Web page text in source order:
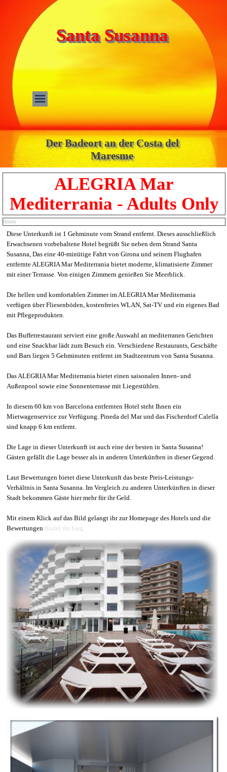
Santa Susanna
Der Badeort an der Costa del
Maresme
ALEGRIA Mar
Mediterrania - Adults Only
Hotels
Diese Unterkunft ist 1 Gehminute vom Strand entfernt. Dieses ausschließlich
Erwachsenen vorbehaltene Hotel begrüßt Sie neben dem Strand Santa
Susanna, Das eine 40-minütige Fahrt von Girona und seinem Flughafen
entfernte ALEGRIA Mar Mediterrania bietet moderne, klimatisierte Zimmer
mit einer Terrasse. Von einigen Zimmern genießen Sie Meerblick.
Die hellen und komfortablen Zimmer im ALEGRIA Mar Mediterrania
verfügen über Fliesenböden, kostenfreies WLAN, Sat-TV und ein eigenes Bad
mit Pflegeprodukten.
Das Buffetrestaurant serviert eine große Auswahl an mediterranen Gerichten
und eine Snackbar lädt zum Besuch ein. Verschiedene Restaurants, Geschäfte
und Bars liegen 5 Gehminuten entfernt im Stadtzentrum von Santa Susanna.
Das ALEGRIA Mar Mediterrania bietet einen saisonalen Innen- und
Außenpool sowie eine Sonnenterrasse mit Liegestühlen.
In diesem 60 km von Barcelona entfernten Hotel steht Ihnen ein
Mietwagenservice zur Verfügung. Pineda del Mar und das Fischerdorf Calella
sind knapp 6 km entfernt.
Die Lage in dieser Unterkunft ist auch eine der besten in Santa Susanna!
Gästen gefällt die Lage besser als in anderen Unterkünften in dieser Gegend.
Laut Bewertungen bietet diese Unterkunft das beste Preis-Leistungs-
Verhältnis in Santa Susanna. Im Vergleich zu anderen Unterkünften in dieser
Stadt bekommen Gäste hier mehr für ihr Geld.
Mit einem Klick auf das Bild gelangt ihr zur Homepage des Hotels und die
Bewertungen findet ihr hier.